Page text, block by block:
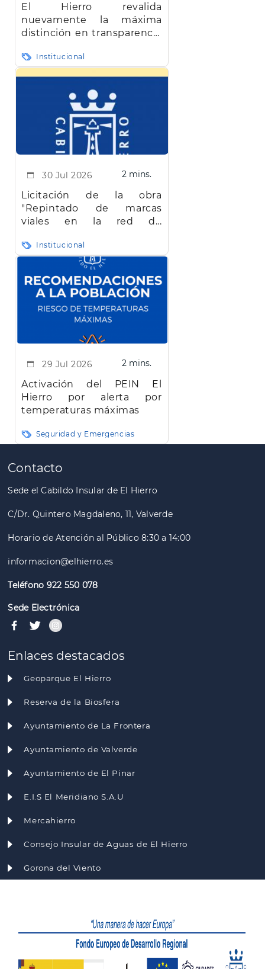
El Hierro revalida
nuevamente la máxima
distinción en transparencia
Institucional
30 Jul 2026 2 mins.
Licitación de la obra
"Repintado de marcas
viales en la red de
Hierro"
Institucional
29 Jul 2026 2 mins.
Activación del PEIN El
Hierro por alerta por
temperaturas máximas
Seguridad y Emergencias
Paginación
Contacto
Sede el Cabildo Insular de El Hierro
C/Dr. Quintero Magdaleno, 11, Valverde
Horario de Atención al Público 8:30 a 14:00
informacion@elhierro.es
Teléfono 922 550 078
Sede Electrónica
Enlaces destacados
Geoparque El Hierro
Reserva de la Biosfera
Ayuntamiento de La Frontera
Ayuntamiento de Valverde
Ayuntamiento de El Pinar
E.I.S El Meridiano S.A.U
Mercahierro
Consejo Insular de Aguas de El Hierro
Gorona del Viento